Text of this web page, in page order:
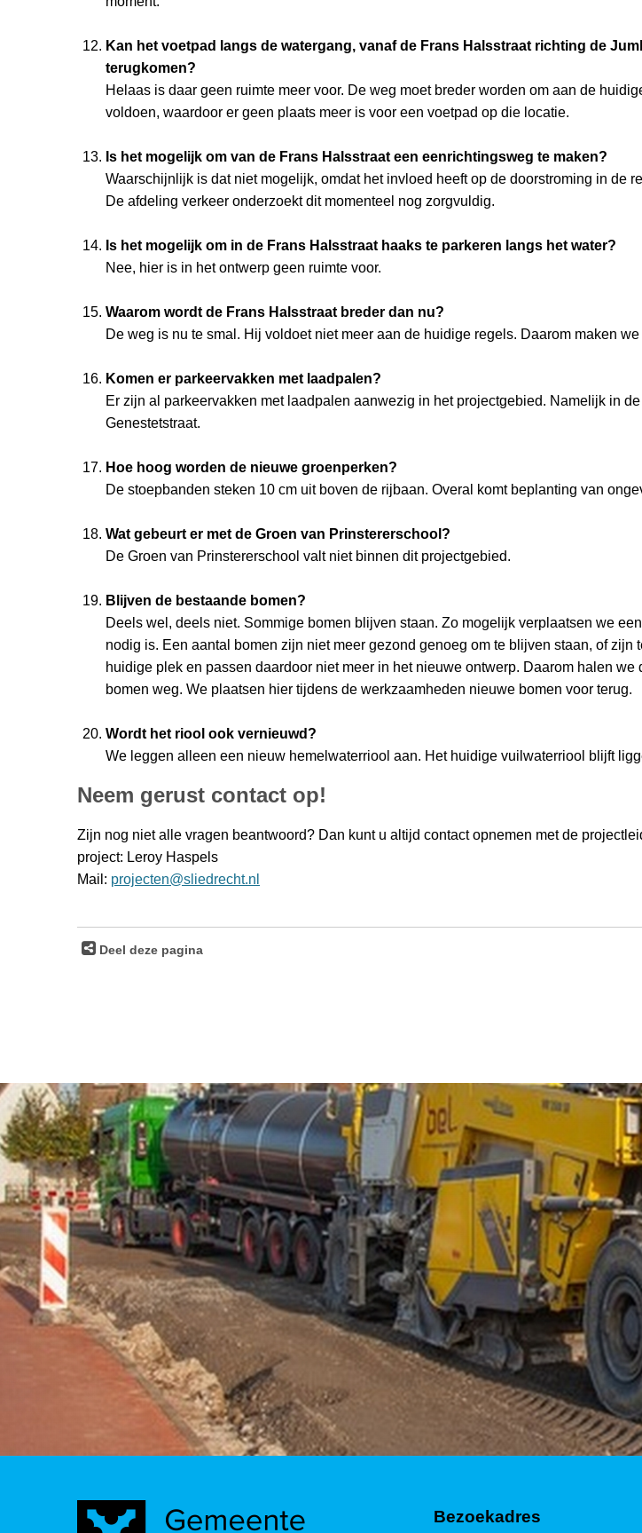
Kan het voetpad langs de watergang, vanaf de Frans Halsstraat richting de
terugkomen?
Helaas is daar geen ruimte meer voor. De weg moet breder worden om aan de
voldoen, waardoor er geen plaats meer is voor een voetpad op die locatie.
Is het mogelijk om van de Frans Halsstraat een eenrichtingsweg te maken?
Waarschijnlijk is dat niet mogelijk, omdat het invloed heeft op de doorstroming in de
De afdeling verkeer onderzoekt dit momenteel nog zorgvuldig.
Is het mogelijk om in de Frans Halsstraat haaks te parkeren langs het water?
Nee, hier is in het ontwerp geen ruimte voor.
Waarom wordt de Frans Halsstraat breder dan nu?
De weg is nu te smal. Hij voldoet niet meer aan de huidige regels. Daarom maken we
Komen er parkeervakken met laadpalen?
Er zijn al parkeervakken met laadpalen aanwezig in het projectgebied. Namelijk in de
Genestetstraat.
Hoe hoog worden de nieuwe groenperken?
De stoepbanden steken 10 cm uit boven de rijbaan. Overal komt beplanting van
Wat gebeurt er met de Groen van Prinstererschool?
De Groen van Prinstererschool valt niet binnen dit projectgebied.
Blijven de bestaande bomen?
Deels wel, deels niet. Sommige bomen blijven staan. Zo mogelijk verplaatsen we
nodig is. Een aantal bomen zijn niet meer gezond genoeg om te blijven staan, of zijn
huidige plek en passen daardoor niet meer in het nieuwe ontwerp. Daarom halen we
bomen weg. We plaatsen hier tijdens de werkzaamheden nieuwe bomen voor terug.
Wordt het riool ook vernieuwd?
We leggen alleen een nieuw hemelwaterriool aan. Het huidige vuilwaterriool blijft
Neem gerust contact op!
Zijn nog niet alle vragen beantwoord? Dan kunt u altijd contact opnemen met de
project: Leroy Haspels
Mail: projecten@sliedrecht.nl
Deel deze pagina
Bezoekadres